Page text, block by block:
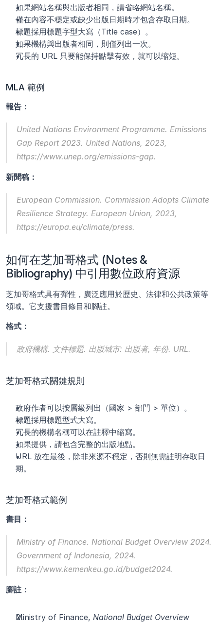
如果網站名稱與出版者相同，請省略網站名稱。
僅在內容不穩定或缺少出版日期時才包含存取日期。
標題採用標題字型大寫（Title case）。
如果機構與出版者相同，則僅列出一次。
冗長的 URL 只要能保持點擊有效，就可以缩短。
MLA 範例
報告：
United Nations Environment Programme. Emissions
Gap Report 2023. United Nations, 2023,
https://www.unep.org/emissions-gap.
新聞稿：
European Commission. Commission Adopts Climate
Resilience Strategy. European Union, 2023,
https://europa.eu/climate/press.
如何在芝加哥格式 (Notes &
Bibliography) 中引用數位政府資源
芝加哥格式具有彈性，廣泛應用於歷史、法律和公共政策等
領域。它支援書目條目和腳註。
格式：
政府機構. 文件標題. 出版城市: 出版者, 年份. URL.
芝加哥格式關鍵規則
政府作者可以按層級列出（國家 > 部門 > 單位）。
標題採用標題型式大寫。
冗長的機構名稱可以在註釋中縮寫。
如果提供，請包含完整的出版地點。
URL 放在最後，除非來源不穩定，否則無需註明存取日
期。
芝加哥格式範例
書目：
Ministry of Finance. National Budget Overview 2024.
Government of Indonesia, 2024.
https://www.kemenkeu.go.id/budget2024.
腳註：
Ministry of Finance, National Budget Overview